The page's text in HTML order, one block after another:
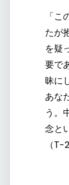
「
たが
を疑
要で
昧に
あな
う。
念と
（